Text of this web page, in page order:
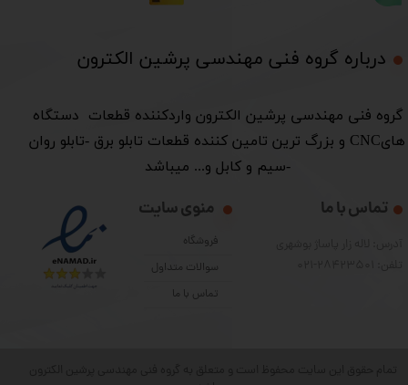
درباره گروه فنی مهندسی پرشین الکترون​​​​​​​
​گروه فنی مهندسی پرشین الکترون واردکننده قطعات دستگاه
هایCNC و بزرگ ترین تامین کننده قطعات تابلو برق -تابلو روان
-سیم و کابل و... میباشد
منوی سایت
فروشگاه
سوالات متداول
تماس با ما
تماس با ما